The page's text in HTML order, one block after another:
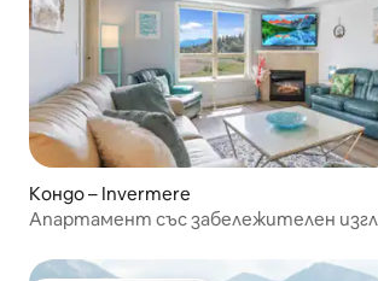
Кондо – Invermere
Апартамент със забележителен